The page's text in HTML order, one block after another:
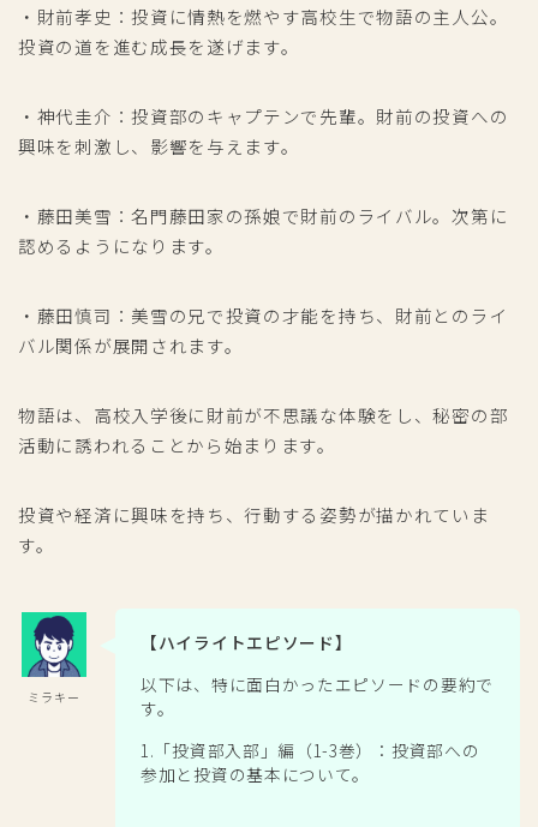
・財前孝史：投資に情熱を燃やす高校生で物語の主人公。
投資の道を進む成長を遂げます。
・神代圭介：投資部のキャプテンで先輩。財前の投資への
興味を刺激し、影響を与えます。
・藤田美雪：名門藤田家の孫娘で財前のライバル。次第に
認めるようになります。
・藤田慎司：美雪の兄で投資の才能を持ち、財前とのライ
バル関係が展開されます。
物語は、高校入学後に財前が不思議な体験をし、秘密の部
活動に誘われることから始まります。
投資や経済に興味を持ち、行動する姿勢が描かれていま
す。
ミラキー
【ハイライトエピソード】
以下は、特に面白かったエピソードの要約で
す。
1.「投資部入部」編（1-3巻）：投資部への
参加と投資の基本について。